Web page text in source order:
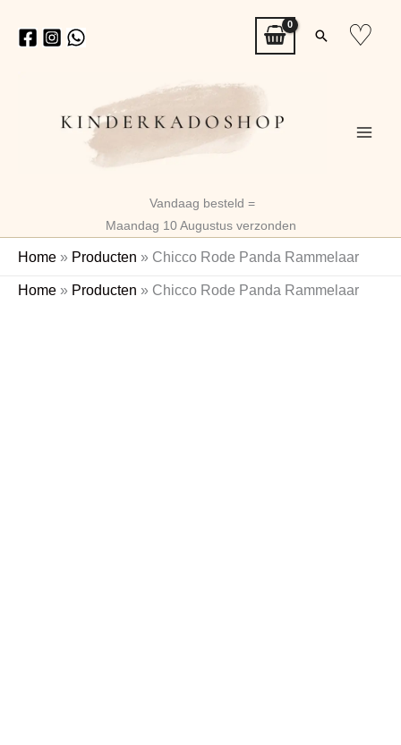
naar
Zoeken
♡
Vandaag besteld =
Maandag 10 Augustus verzonden
Home » Producten » Chicco Rode Panda Rammelaar
Home » Producten » Chicco Rode Panda Rammelaar
Chicco